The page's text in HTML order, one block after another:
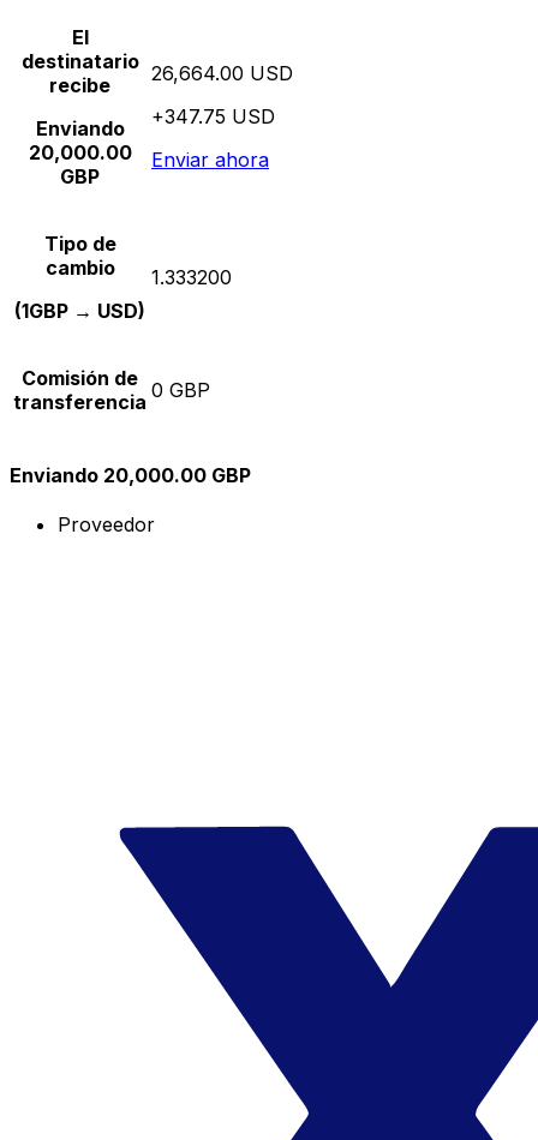
El
destinatario
recibe
Enviando
20,000.00
GBP
26,664.00 USD
+347.75 USD
Enviar ahora
Tipo de
cambio
(1GBP → USD)
1.333200
Comisión de
transferencia 0 GBP
Enviando 20,000.00 GBP
Proveedor